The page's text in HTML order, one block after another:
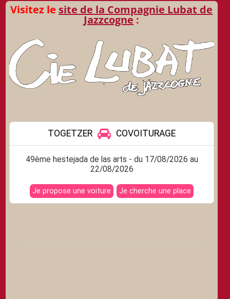
Visitez le site de la Compagnie Lubat de
Jazzcogne: